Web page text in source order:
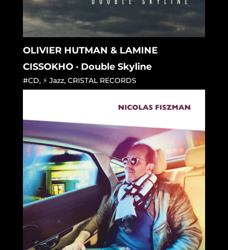
OLIVIER HUTMAN & LAMINE
CISSOKHO · Double Skyline
#CD, ⚡ Jazz, CRISTAL RECORDS